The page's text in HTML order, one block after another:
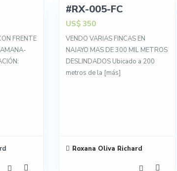
FRENTE
#RX-005-FC
US$ 350
VENDO VARIAS FINCAS EN
NAJAYO MAS DE 300 MIL METROS
DESLINDADOS Ubicado a 200
metros de la [más]
Roxana Oliva Richard